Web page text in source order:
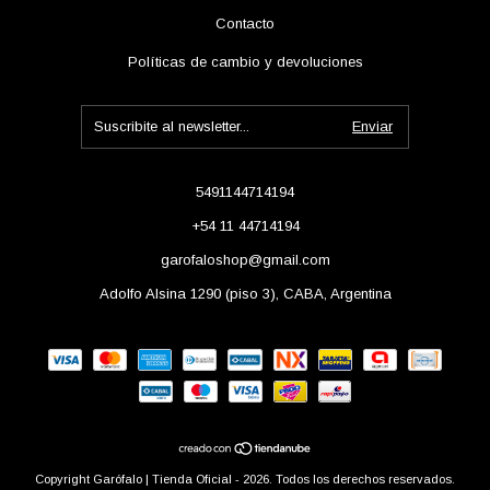
Contacto
Políticas de cambio y devoluciones
5491144714194
+54 11 44714194
garofaloshop@gmail.com
Adolfo Alsina 1290 (piso 3), CABA, Argentina
Copyright Garófalo | Tienda Oficial - 2026. Todos los derechos reservados.